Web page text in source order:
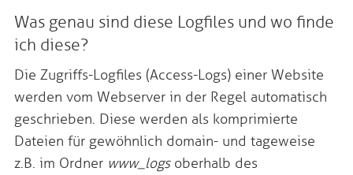
Was genau sind diese Logfiles und wo finde
ich diese?
Die Zugriffs-Logfiles (Access-Logs) einer Website
werden vom Webserver in der Regel automatisch
geschrieben. Diese werden als komprimierte
Dateien für gewöhnlich domain- und tageweise
z.B. im Ordner www_logsoberhalb des